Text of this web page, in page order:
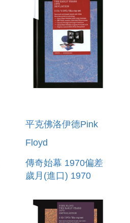
平克佛洛伊德Pink
Floyd
傳奇始幕 1970偏差
歲月(進口) 1970